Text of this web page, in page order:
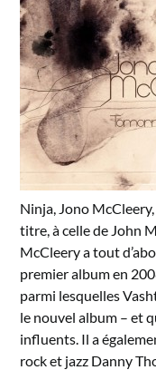
Ninja, Jono
titre, à celle de John
McCleery a tout
premier album en
parmi lesquelles
le nouvel album – et
influents. Il a
rock et jazz Danny